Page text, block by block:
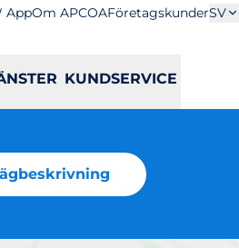
AppOm APCOAFöretagskunderSV
KUNDSERVICE